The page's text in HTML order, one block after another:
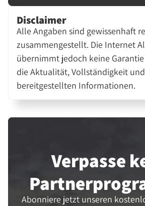
Disclaimer
Alle Angaben sind gewissenhaft
zusammengestellt. Die Internet
übernimmt jedoch keine
die Aktualität, Vollständigkeit
bereitgestellten Informationen.
Verpasse
Abonniere jetzt unseren